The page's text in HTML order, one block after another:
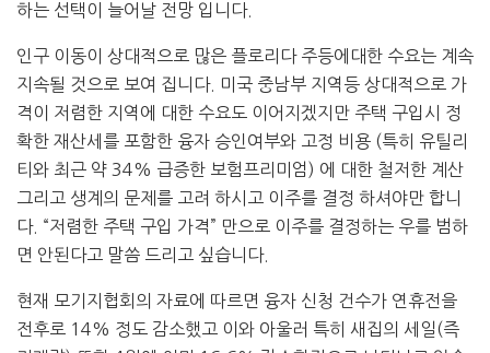
하는 선택이 늘어날 전망 입니다.
인구 이동이 상대적으로 많은 플로리다 주등에대한 수요는 계속
지속될 것으로 보여 집니다. 미국 중남부 지역등 상대적으로 가
격이 저렴한 지역에 대한 수요도 이어지겠지만 주택 구입시 정
확한 재산세를 포함한 융자 승인여부와 고정 비용 (특히 유틸리
티와 최근 약 34% 급증한 보험프리미엄) 에 대한 철저한 계산
그리고 생계의 문제를 고려 하시고 이주를 결정 하셔야만 합니
다. “저렴한 주택 구입 가격” 만으로 이주를 결정하는 우를 범하
면 안된다고 말씀 드리고 싶습니다.
현재 모기지협회의 자료에 따르면 융자 신청 건수가 연휴전을
전후로 14% 정도 감소했고 이와 아울러 특히 새집의 세일(즉